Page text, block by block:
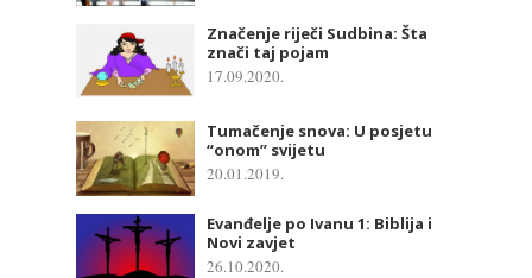
Značenje riječi Sudbina: Šta
znači taj pojam
17.09.2020.
Tumačenje snova: U posjetu
“onom” svijetu
20.01.2019.
Evanđelje po Ivanu 1: Biblija i
Novi zavjet
26.10.2020.